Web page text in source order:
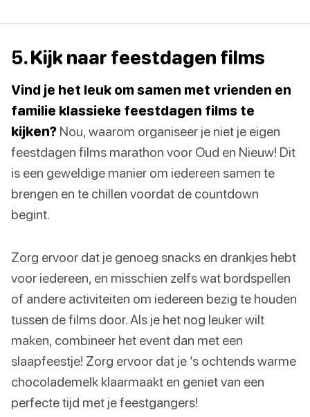
5. Kijk naar feestdagen films
Vind je het leuk om samen met vrienden en
familie klassieke feestdagen films te
kijken? Nou, waarom organiseer je niet je eigen
feestdagen films marathon voor Oud en Nieuw! Dit
is een geweldige manier om iedereen samen te
brengen en te chillen voordat de countdown
begint.
Zorg ervoor dat je genoeg snacks en drankjes hebt
voor iedereen, en misschien zelfs wat bordspellen
of andere activiteiten om iedereen bezig te houden
tussen de films door. Als je het nog leuker wilt
maken, combineer het event dan met een
slaapfeestje! Zorg ervoor dat je ’s ochtends warme
chocolademelk klaarmaakt en geniet van een
perfecte tijd met je feestgangers!